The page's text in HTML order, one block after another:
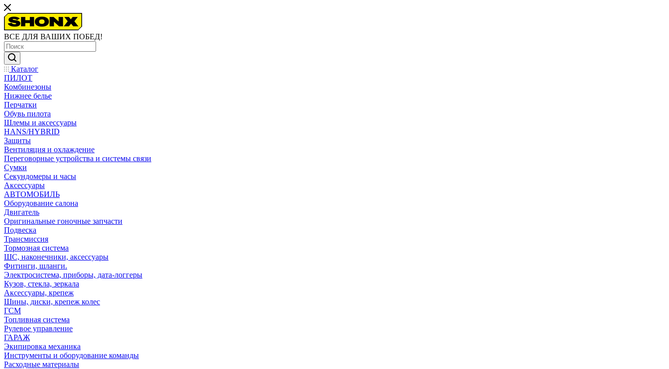
ВСЕ ДЛЯ ВАШИХ ПОБЕД!
Каталог
ПИЛОТ
Комбинезоны
Нижнее белье
Перчатки
Обувь пилота
Шлемы и аксессуары
HANS/HYBRID
Защиты
Вентиляция и охлаждение
Переговорные устройства и системы связи
Сумки
Секундомеры и часы
Аксессуары
АВТОМОБИЛЬ
Оборудование салона
Двигатель
Оригинальные гоночные запчасти
Подвеска
Трансмиссия
Тормозная система
ШС, наконечники, аксессуары
Фитинги, шланги.
Электросистема, приборы, дата-логгеры
Кузов, стекла, зеркала
Аксессуары, крепеж
Шины, диски, крепеж колес
ГСМ
Топливная система
Рулевое управление
ГАРАЖ
Экипировка механика
Инструменты и оборудование команды
Расходные материалы